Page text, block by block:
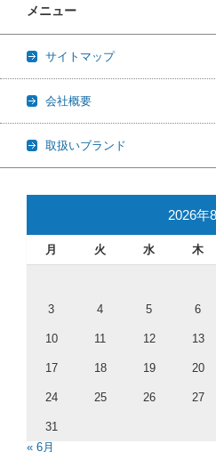
メニュー
サイトマップ
会社概要
取扱いブランド
2026年
月 火 水 木
3 4 5 6
10 11 12 13
17 18 19 20
24 25 26 27
31
« 6月